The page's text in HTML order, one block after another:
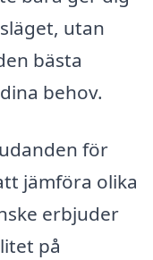
utan
bästa
behov.
för
jämföra olika
erbjuder
på